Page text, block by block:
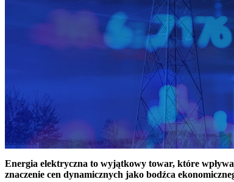
Energia elektryczna to wyjątkowy towar, które
znaczenie cen dynamicznych jako bodźca